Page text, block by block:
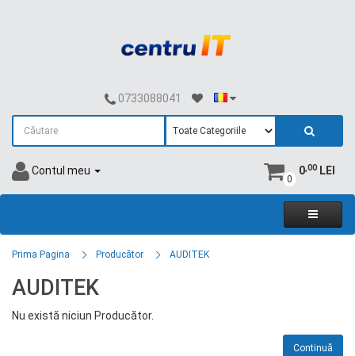
0733088041
Contul meu
0
0,00LEI
Prima Pagina Producător AUDITEK
AUDITEK
Nu există niciun Producător.
Continuă